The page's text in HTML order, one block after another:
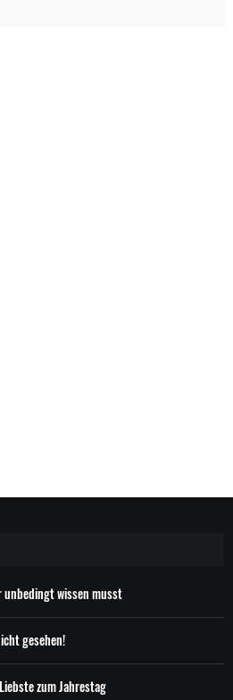
unbedingt wissen musst
gesehen!
zum Jahrestag